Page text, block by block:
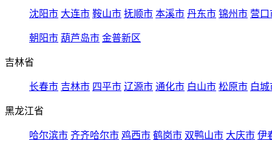
沈阳市 大连市 鞍山市 抚顺市 本溪市 丹东市 锦州市 营口
朝阳市 葫芦岛市 金普新区
吉林省
长春市 吉林市 四平市 辽源市 通化市 白山市 松原市 白城
黑龙江省
哈尔滨市 齐齐哈尔市 鸡西市 鹤岗市 双鸭山市 大庆市 伊